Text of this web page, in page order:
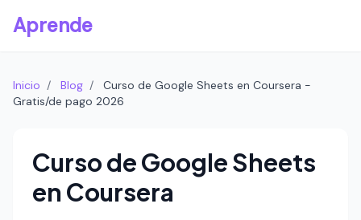
Aprende
Inicio / Blog /
Curso de Google Sheets en Coursera -
Gratis/de pago 2026
Curso de Google Sheets
en Coursera